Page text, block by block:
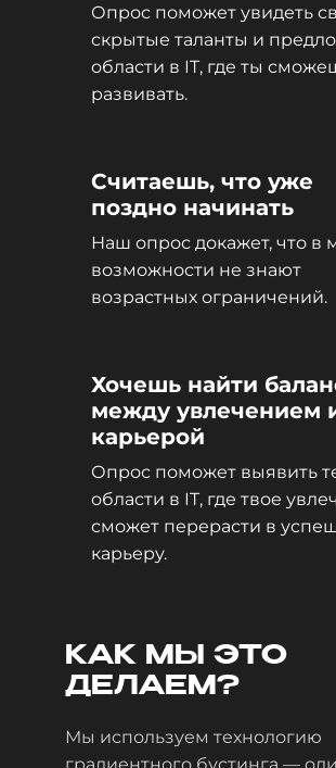
Опрос поможет увидеть
скрытые таланты и
области в IT, где ты
развивать.
Считаешь, что уже
поздно начинать
Наш опрос докажет, что в
возможности не знают
возрастных ограничений.
Хочешь найти
между увлечением
карьерой
Опрос поможет выявить
области в IT, где твое
сможет перерасти в
карьеру.
КАК МЫ ЭТО
ДЕЛАЕМ?
Мы используем технологию
градиентного бустинга —